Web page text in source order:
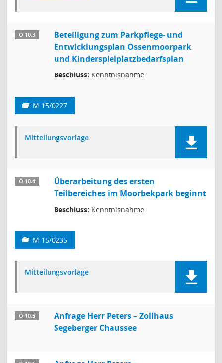
Ö 10.3
Beteiligung zum Parkpflege- und
Entwicklungsplan Ossenmoorpark
und Kinderspielplatzbedarfsplan
Beschluss: Kenntnisnahme
M 15/0227
Mitteilungsvorlage
Ö 10.4
Überarbeitung des ersten
Teilbereiches im Moorbekpark beginnt
Beschluss: Kenntnisnahme
M 15/0235
Mitteilungsvorlage
Ö 10.5
Anfrage Herr Peters – Zollhaus
Segeberger Chaussee